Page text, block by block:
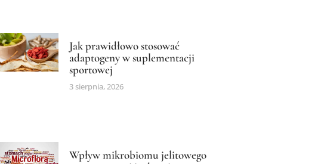
Jak prawidłowo stosować
adaptogeny w suplementacji
sportowej
3 sierpnia, 2026
Wpływ mikrobiomu jelitowego